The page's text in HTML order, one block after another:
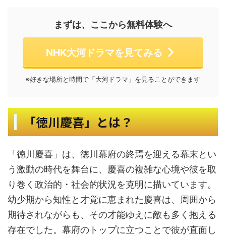
まずは、ここから無料体験へ
NHK大河ドラマを見てみる
※好きな場所と時間で「大河ドラマ」を見ることができます
「徳川慶喜」とは？
「徳川慶喜」は、徳川幕府の終焉を迎える幕末とい
う激動の時代を舞台に、慶喜の複雑な心境や彼を取
り巻く政治的・社会的状況を克明に描いています。
幼少期から知性と才覚に恵まれた慶喜は、周囲から
期待されながらも、その才能ゆえに敵も多く抱える
存在でした。幕府のトップに立つことで彼が直面し